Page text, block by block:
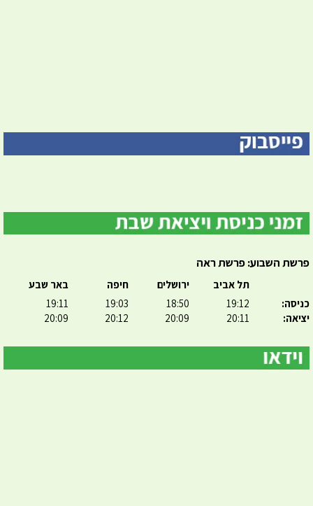
פרשת השבוע: פרשת ראה
כניסה:
יציאה:
תל אביב
19:12
20:11
ירושלים
18:50
20:09
חיפה
19:03
20:12
באר שבע
19:11
20:09